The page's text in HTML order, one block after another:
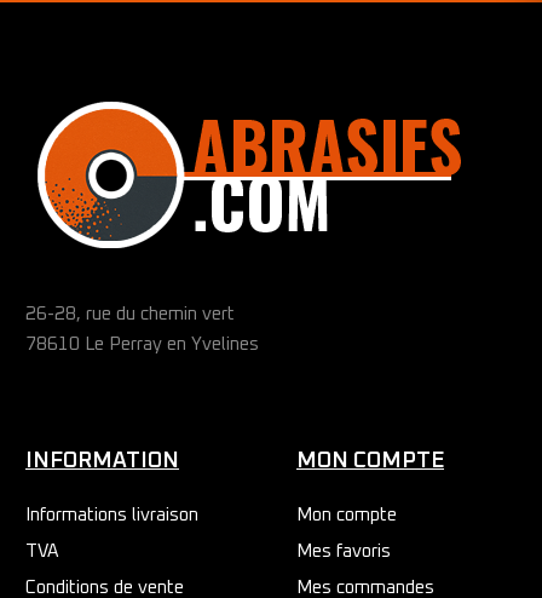
26-28, rue du chemin vert
78610 Le Perray en Yvelines
INFORMATION
Informations livraison
TVA
Conditions de vente
MON COMPTE
Mon compte
Mes favoris
Mes commandes